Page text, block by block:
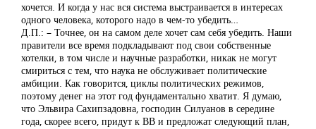
хочется. И когда у нас вся система выстраивается в интересах
одного человека, которого надо в чем-то убедить…
Д.П.: – Точнее, он на самом деле хочет сам себя убедить. Наши
правители все время подкладывают под свои собственные
хотелки, в том числе и научные разработки, никак не могут
смириться с тем, что наука не обслуживает политические
амбиции. Как говорится, циклы политических режимов,
поэтому денег на этот год фундаментально хватит. Я думаю,
что Эльвира Сахипзадовна, господин Силуанов в середине
года, скорее всего, придут к ВВ и предложат следующий план,